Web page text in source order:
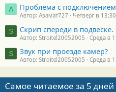
А Проблема с
Автор: Азамат727 Четверг в 13:30
S Скрип спереди в подвеске.
Автор: Stroitel20052005 Среда в
S Звук при проезде камер?
Автор: Stroitel20052005 Среда в
Самое читаемое за 5 дней